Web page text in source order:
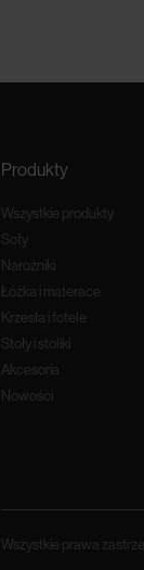
Produkty
Wszystkie produkty
Sofy
Narożniki
Łóżka i materace
Krzesła i fotele
Stoły i stoliki
Akcesoria
Nowości
Wszystkie prawa